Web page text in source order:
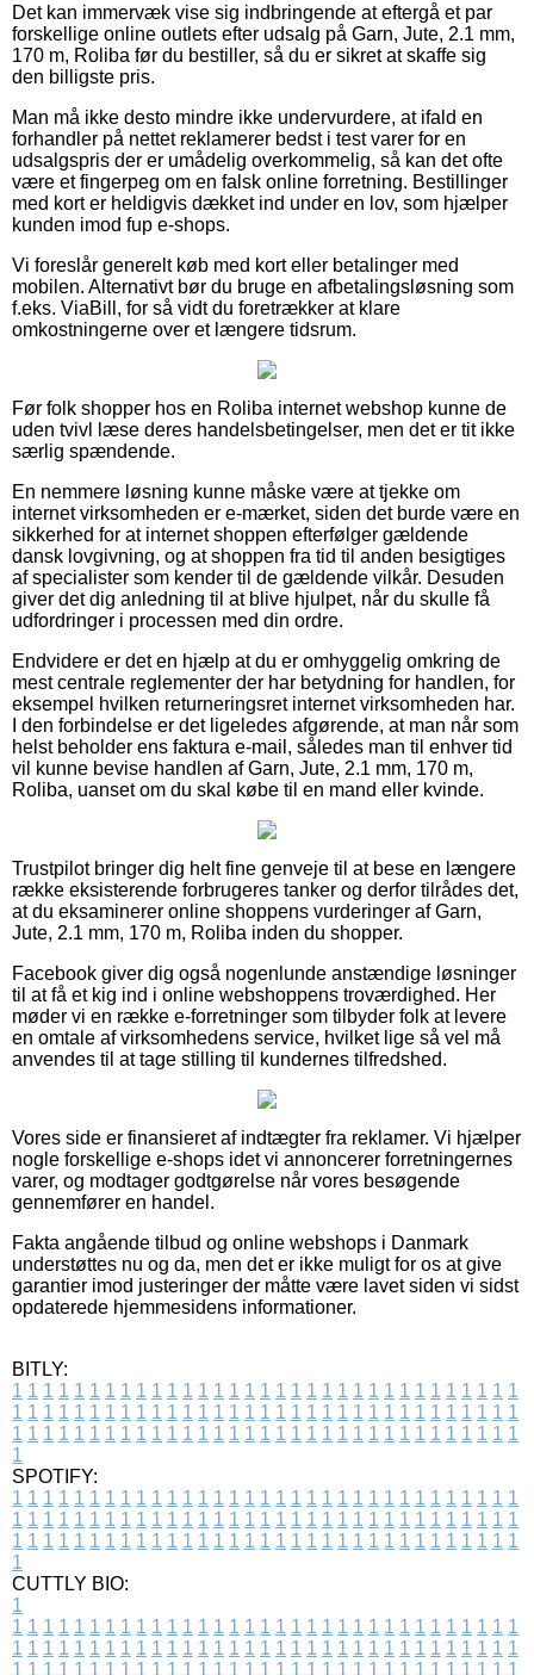
Det kan immervæk vise sig indbringende at eftergå et par
forskellige online outlets efter udsalg på Garn, Jute, 2.1 mm,
170 m, Roliba før du bestiller, så du er sikret at skaffe sig
den billigste pris.
Man må ikke desto mindre ikke undervurdere, at ifald en
forhandler på nettet reklamerer bedst i test varer for en
udsalgspris der er umådelig overkommelig, så kan det ofte
være et fingerpeg om en falsk online forretning. Bestillinger
med kort er heldigvis dækket ind under en lov, som hjælper
kunden imod fup e-shops.
Vi foreslår generelt køb med kort eller betalinger med
mobilen. Alternativt bør du bruge en afbetalingsløsning som
f.eks. ViaBill, for så vidt du foretrækker at klare
omkostningerne over et længere tidsrum.
Før folk shopper hos en Roliba internet webshop kunne de
uden tvivl læse deres handelsbetingelser, men det er tit ikke
særlig spændende.
En nemmere løsning kunne måske være at tjekke om
internet virksomheden er e-mærket, siden det burde være en
sikkerhed for at internet shoppen efterfølger gældende
dansk lovgivning, og at shoppen fra tid til anden besigtiges
af specialister som kender til de gældende vilkår. Desuden
giver det dig anledning til at blive hjulpet, når du skulle få
udfordringer i processen med din ordre.
Endvidere er det en hjælp at du er omhyggelig omkring de
mest centrale reglementer der har betydning for handlen, for
eksempel hvilken returneringsret internet virksomheden har.
I den forbindelse er det ligeledes afgørende, at man når som
helst beholder ens faktura e-mail, således man til enhver tid
vil kunne bevise handlen af Garn, Jute, 2.1 mm, 170 m,
Roliba, uanset om du skal købe til en mand eller kvinde.
Trustpilot bringer dig helt fine genveje til at bese en længere
række eksisterende forbrugeres tanker og derfor tilrådes det,
at du eksaminerer online shoppens vurderinger af Garn,
Jute, 2.1 mm, 170 m, Roliba inden du shopper.
Facebook giver dig også nogenlunde anstændige løsninger
til at få et kig ind i online webshoppens troværdighed. Her
møder vi en række e-forretninger som tilbyder folk at levere
en omtale af virksomhedens service, hvilket lige så vel må
anvendes til at tage stilling til kundernes tilfredshed.
Vores side er finansieret af indtægter fra reklamer. Vi hjælper
nogle forskellige e-shops idet vi annoncerer forretningernes
varer, og modtager godtgørelse når vores besøgende
gennemfører en handel.
Fakta angående tilbud og online webshops i Danmark
understøttes nu og da, men det er ikke muligt for os at give
garantier imod justeringer der måtte være lavet siden vi sidst
opdaterede hjemmesidens informationer.
BITLY:
1 1 1 1 1 1 1 1 1 1 1 1 1 1 1 1 1 1 1 1 1 1 1 1 1 1 1 1 1 1 1 1 1
1 1 1 1 1 1 1 1 1 1 1 1 1 1 1 1 1 1 1 1 1 1 1 1 1 1 1 1 1 1 1 1 1
1 1 1 1 1 1 1 1 1 1 1 1 1 1 1 1 1 1 1 1 1 1 1 1 1 1 1 1 1 1 1 1 1
1
SPOTIFY:
1 1 1 1 1 1 1 1 1 1 1 1 1 1 1 1 1 1 1 1 1 1 1 1 1 1 1 1 1 1 1 1 1
1 1 1 1 1 1 1 1 1 1 1 1 1 1 1 1 1 1 1 1 1 1 1 1 1 1 1 1 1 1 1 1 1
1 1 1 1 1 1 1 1 1 1 1 1 1 1 1 1 1 1 1 1 1 1 1 1 1 1 1 1 1 1 1 1 1
1
CUTTLY BIO:
1
1 1 1 1 1 1 1 1 1 1 1 1 1 1 1 1 1 1 1 1 1 1 1 1 1 1 1 1 1 1 1 1 1
1 1 1 1 1 1 1 1 1 1 1 1 1 1 1 1 1 1 1 1 1 1 1 1 1 1 1 1 1 1 1 1 1
1 1 1 1 1 1 1 1 1 1 1 1 1 1 1 1 1 1 1 1 1 1 1 1 1 1 1 1 1 1 1 1 1